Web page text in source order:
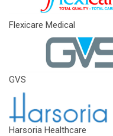
Flexicare Medical
GVS
Harsoria Healthcare